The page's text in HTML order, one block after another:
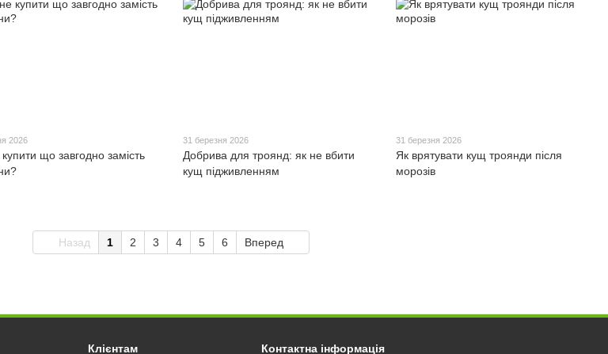
2026
що завгодно замість
31 березня 2026
Добрива для троянд: як не вбити
кущ підживленням
31 березня 2026
Як врятувати кущ троянди після
морозів
Назад 1 2 3 4 5 6 Вперед
Клієнтам Контактна інформація